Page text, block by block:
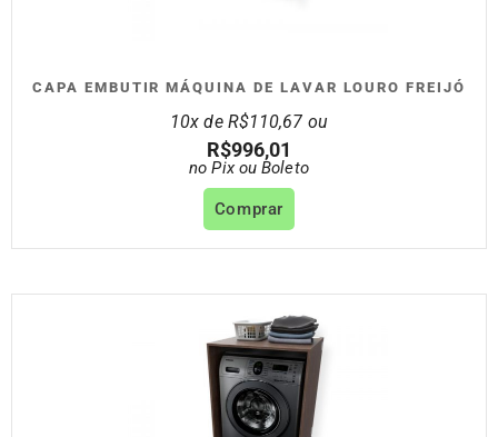
CAPA EMBUTIR MÁQUINA DE LAVAR LOURO FREIJÓ
10x de R$110,67 ou
R$996,01
no Pix ou Boleto
Comprar